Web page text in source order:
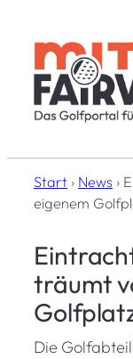
Inhalt
springen
Start › News ›
eigenem
träumt
Die